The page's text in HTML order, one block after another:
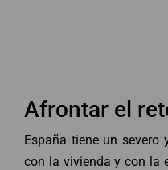
Afrontar el
España tiene un severo
con la vivienda y con la